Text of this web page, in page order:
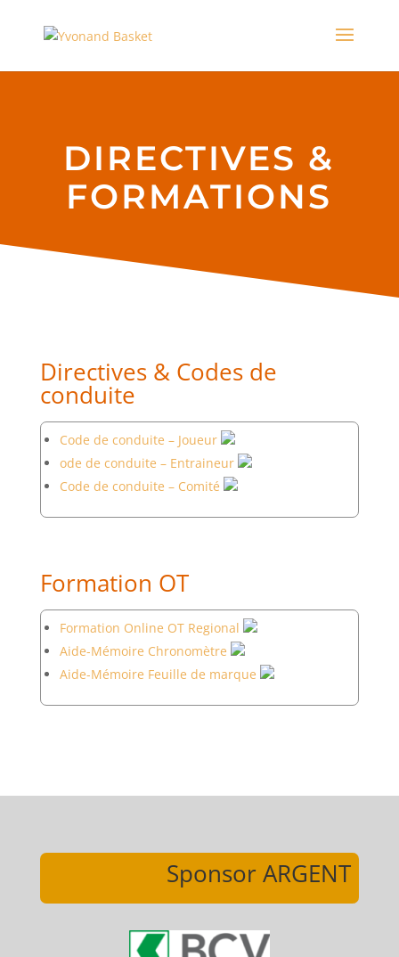
DIRECTIVES &
FORMATIONS
Directives & Codes de
conduite
Code de conduite – Joueur
ode de conduite – Entraineur
Code de conduite – Comité
Formation OT
Formation Online OT Regional
Aide-Mémoire Chronomètre
Aide-Mémoire Feuille de marque
Sponsor ARGENT